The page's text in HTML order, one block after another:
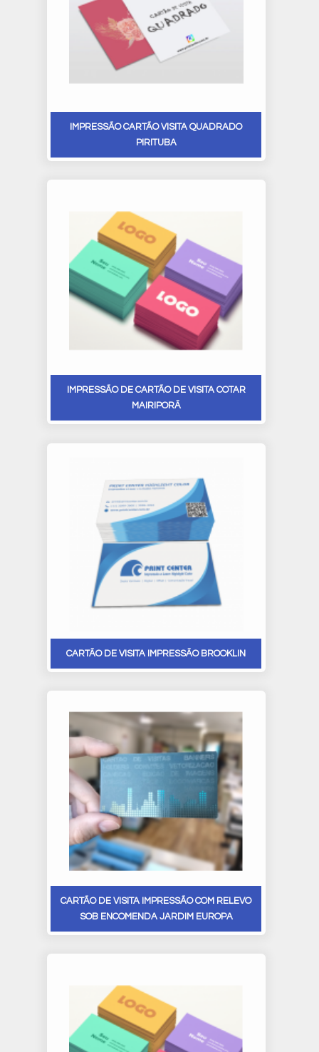
IMPRESSÃO CARTÃO VISITA QUADRADO
PIRITUBA
IMPRESSÃO DE CARTÃO DE VISITA COTAR
MAIRIPORÃ
CARTÃO DE VISITA IMPRESSÃO BROOKLIN
CARTÃO DE VISITA IMPRESSÃO COM RELEVO
SOB ENCOMENDA JARDIM EUROPA